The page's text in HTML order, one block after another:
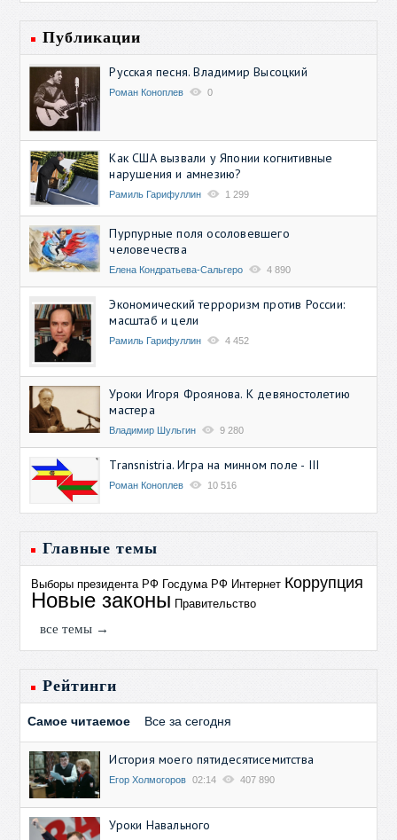
Публикации
Русская песня. Владимир Высоцкий
Роман Коноплев 0
Как США вызвали у Японии когнитивные
нарушения и амнезию?
Рамиль Гарифуллин 1 299
Пурпурные поля осоловевшего
человечества
Елена Кондратьева-Сальгеро 4 890
Экономический терроризм против России:
масштаб и цели
Рамиль Гарифуллин 4 452
Уроки Игоря Фроянова. К девяностолетию
мастера
Владимир Шульгин 9 280
Transnistria. Игра на минном поле - III
Роман Коноплев 10 516
Главные темы
Выборы президента РФ Госдума РФ Интернет Коррупция
Новые законы Правительство
все темы →
Рейтинги
Самое читаемое Все за сегодня
История моего пятидесятисемитства
Егор Холмогоров 02:14 407 890
Уроки Навального